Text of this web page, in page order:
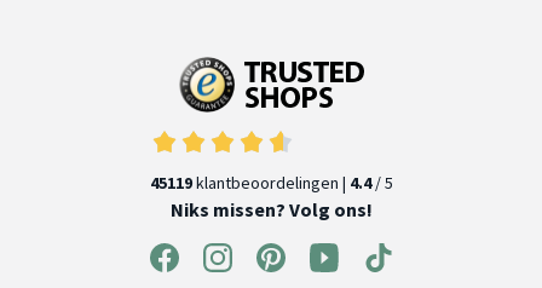
45119klantbeoordelingen | 4.4/ 5
Niks missen? Volg ons!